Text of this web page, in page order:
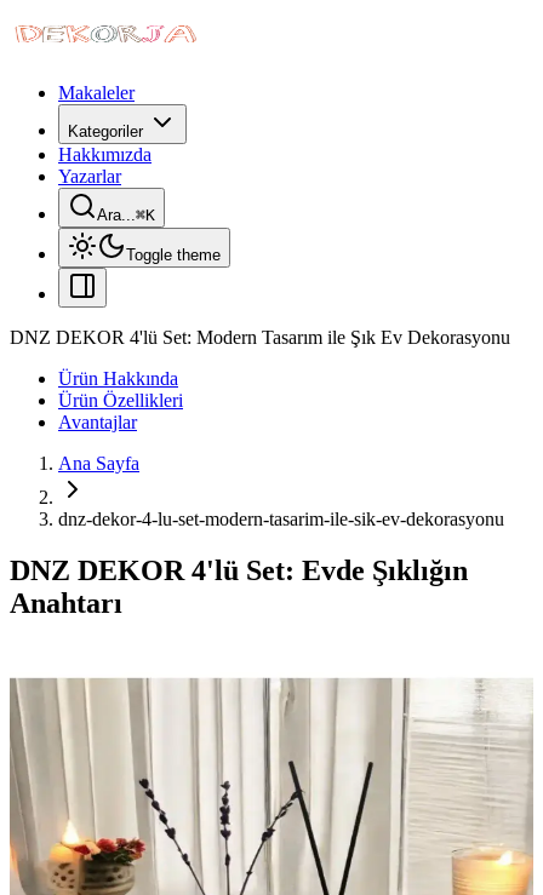
Makaleler
Kategoriler
Hakkımızda
Yazarlar
Ara...⌘K
Toggle theme
DNZ DEKOR 4'lü Set: Modern Tasarım ile Şık Ev Dekorasyonu
Ürün Hakkında
Ürün Özellikleri
Avantajlar
Ana Sayfa
dnz-dekor-4-lu-set-modern-tasarim-ile-sik-ev-dekorasyonu
DNZ DEKOR 4'lü Set: Evde Şıklığın
Anahtarı